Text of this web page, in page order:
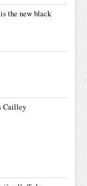
the new black
Cailley